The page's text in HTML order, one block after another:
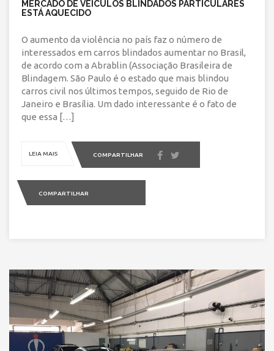
MERCADO DE VEÍCULOS BLINDADOS PARTICULARES
ESTÁ AQUECIDO
O aumento da violência no país faz o número de
interessados em carros blindados aumentar no Brasil,
de acordo com a Abrablin (Associação Brasileira de
Blindagem. São Paulo é o estado que mais blindou
carros civil nos últimos tempos, seguido de Rio de
Janeiro e Brasília. Um dado interessante é o fato de
que essa […]
LEIA MAIS COMPARTILHAR
COMPARTILHAR